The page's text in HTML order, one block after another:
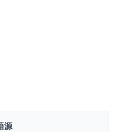
源